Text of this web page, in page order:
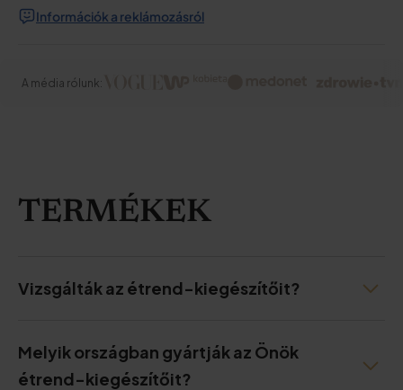
Információk a reklámozásról
A média rólunk:
TERMÉKEK
Vizsgálták az étrend-kiegészítőit?
Melyik országban gyártják az Önök
étrend-kiegészítőit?